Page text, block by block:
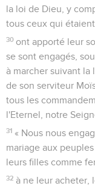
la loi de Dieu, y
tous ceux qui
30 ont apporté leur
se sont engagés,
à marcher suivant la
de son serviteur
tous les
l'Eternel, notre
31 « Nous nous
mariage aux
leurs filles comme
32 à ne leur acheter,